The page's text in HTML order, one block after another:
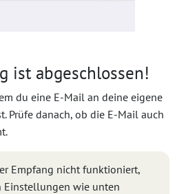
ist abgeschlossen!
du eine E-Mail an deine eigene
Prüfe danach, ob die E-Mail auch
Empfang nicht funktioniert,
Einstellungen wie unten